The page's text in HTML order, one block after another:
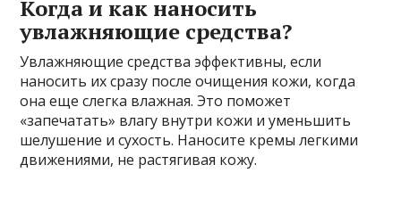
Когда и как наносить
увлажняющие средства?
Увлажняющие средства эффективны, если
наносить их сразу после очищения кожи, когда
она еще слегка влажная. Это поможет
«запечатать» влагу внутри кожи и уменьшить
шелушение и сухость. Наносите кремы легкими
движениями, не растягивая кожу.